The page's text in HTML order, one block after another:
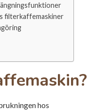
filterkaffemaskiner
hos